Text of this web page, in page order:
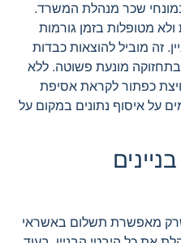
שכר מנהלת המשרד.
מטופלות בזמן גורמות
זה מוביל להוצאות כבדות
מונעת פשוטה. ללא
כפתור לקראת אסיפת
על איסוף נתונים במקום על
שרק מאפשרת תשלום באשראי